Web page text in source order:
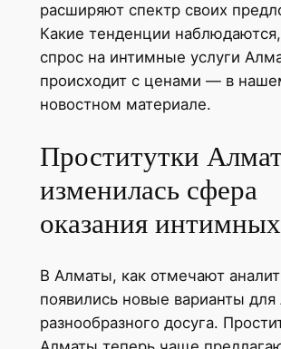
расширяют спектр своих
Какие тенденции
спрос на интимные услуги
происходит с ценами — в
новостном материале.
Проститутки
изменилась сфера
оказания
В Алматы, как отмечают
появились новые варианты
разнообразного досуга.